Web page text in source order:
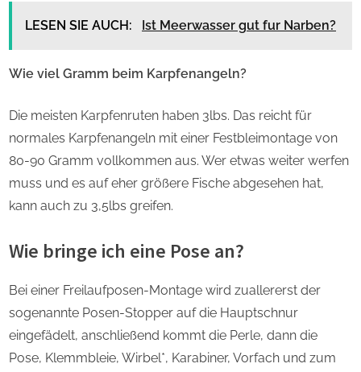
LESEN SIE AUCH: Ist Meerwasser gut fur Narben?
Wie viel Gramm beim Karpfenangeln?
Die meisten Karpfenruten haben 3lbs. Das reicht für
normales Karpfenangeln mit einer Festbleimontage von
80-90 Gramm vollkommen aus. Wer etwas weiter werfen
muss und es auf eher größere Fische abgesehen hat,
kann auch zu 3,5lbs greifen.
Wie bringe ich eine Pose an?
Bei einer Freilaufposen-Montage wird zuallererst der
sogenannte Posen-Stopper auf die Hauptschnur
eingefädelt, anschließend kommt die Perle, dann die
Pose, Klemmbleie, Wirbel*, Karabiner, Vorfach und zum